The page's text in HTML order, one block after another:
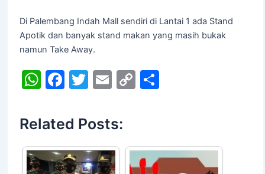
Di Palembang Indah Mall sendiri di Lantai 1 ada Stand
Apotik dan banyak stand makan yang masih bukak
namun Take Away.
W
at
s
A
F
c
e
b
T
itt
er
E
ai
l
C
Li
S
Related Posts: